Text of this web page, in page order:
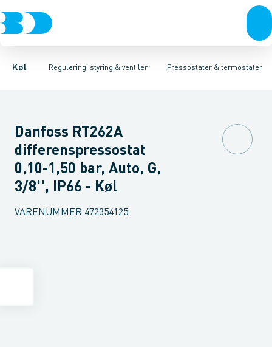
Køl Regulering, styring & ventiler
KompressorerKondenseringsaggregaterFordampere
Pressostater & termostater
Pressostater & termostaterSensorer & transmitterer
PressostaterDifferens pressostater Termostater
Danfoss RT262A
differenspressostat
0,10-1,50 bar, Auto, G,
3/8'', IP66 - Køl
VARENUMMER 472354125